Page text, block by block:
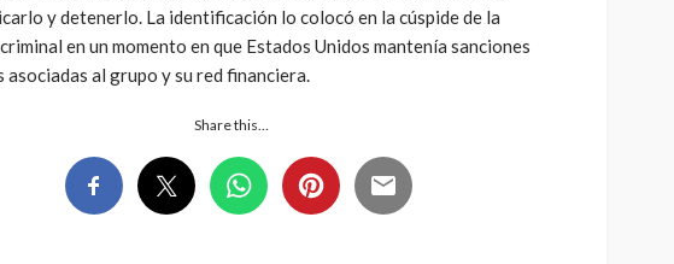
y detenerlo. La identificación lo colocó en la cúspide de la
en un momento en que Estados Unidos mantenía sanciones
al grupo y su red financiera.
Share this…